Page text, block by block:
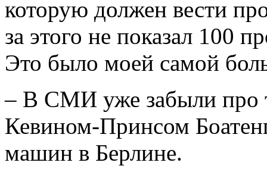
которую должен вести
за этого не показал 100
Это было моей самой
– В СМИ уже забыли про
Кевином-Принсом
машин в Берлине.